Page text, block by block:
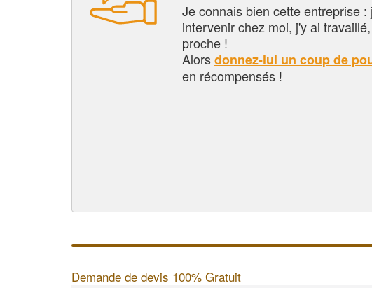
Je connais bien cette entreprise :
intervenir chez moi, j'y ai
proche !
Alorsdonnez-lui un coup de
en récompensés !
Demande de devis 100% Gratuit